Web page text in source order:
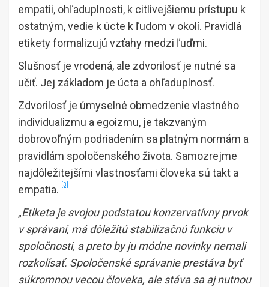
empatii, ohľaduplnosti, k citlivejšiemu prístupu k
ostatným, vedie k úcte k ľudom v okolí. Pravidlá
etikety formalizujú vzťahy medzi ľuďmi.
Slušnosť je vrodená, ale zdvorilosť je nutné sa
učiť. Jej základom je úcta a ohľaduplnosť.
Zdvorilosť je úmyselné obmedzenie vlastného
individualizmu a egoizmu, je takzvaným
dobrovoľným podriadením sa platným normám a
pravidlám spoločenského života. Samozrejme
najdôležitejšími vlastnosťami človeka sú takt a
empatia.
[3]
„Etiketa je svojou podstatou konzervatívny prvok
v správaní, má dôležitú stabilizačnú funkciu v
spoločnosti, a preto by ju módne novinky nemali
rozkolísať. Spoločenské správanie prestáva byť
súkromnou vecou človeka, ale stáva sa aj nutnou